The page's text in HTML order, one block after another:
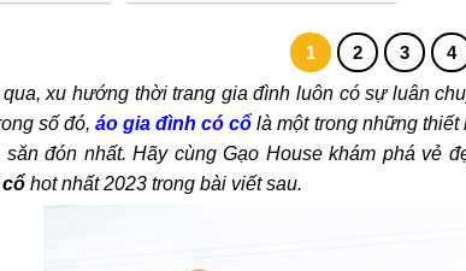
đến
210,000đ
từ
120,000đ
đến
210,000đ
1 2 3 4
xu hướng thời trang gia đình luôn có sự luân
số đó,áo gia đình có cổ là một trong những
đón nhất. Hãy cùng Gạo House khám phá vẻ
hot nhất 2023 trong bài viết sau.